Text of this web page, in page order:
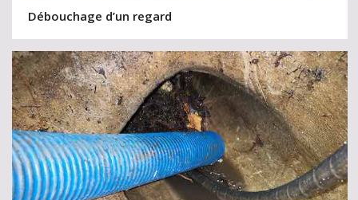
Débouchage d’un regard